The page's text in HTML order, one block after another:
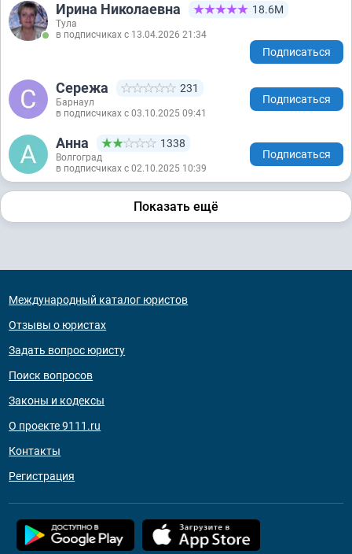
Ирина Николаевна 18.6М
Тула
в подписчиках с 13.04.2026 21:34
Подписаться
Сережа 231
Барнаул
в подписчиках с 03.10.2025 09:41
Подписаться
Анна 1338
Волгоград
в подписчиках с 02.10.2025 10:39
Подписаться
Показать ещё
Международный каталог юристов
Отзывы о юристах
Задать вопрос юристу
Поиск вопросов
Законы и кодексы
О проекте 9111.ru
Контакты
Регистрация